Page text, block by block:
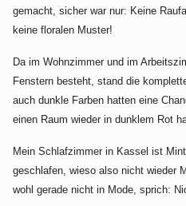
gemacht, sicher war nur: Keine
keine floralen Muster!
Da im Wohnzimmer und im
Fenstern besteht, stand die
auch dunkle Farben hatten eine
einen Raum wieder in dunklem Rot
Mein Schlafzimmer in Kassel ist
geschlafen, wieso also nicht wieder
wohl gerade nicht in Mode, sprich: